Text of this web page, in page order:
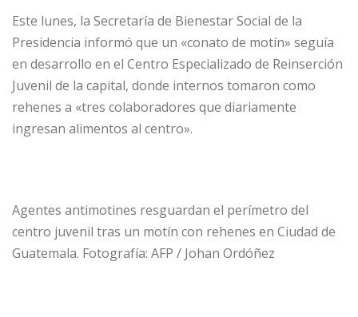
Este lunes, la Secretaría de Bienestar Social de la
Presidencia informó que un «conato de motín» seguía
en desarrollo en el Centro Especializado de Reinserción
Juvenil de la capital, donde internos tomaron como
rehenes a «tres colaboradores que diariamente
ingresan alimentos al centro».
Agentes antimotines resguardan el perímetro del
centro juvenil tras un motín con rehenes en Ciudad de
Guatemala. Fotografía: AFP / Johan Ordóñez